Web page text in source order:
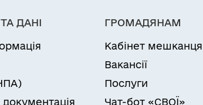
ДАНІ
документація
ГРОМАДЯНАМ
Кабінет мешканця
Вакансії
Послуги
Чат-бот «СВОЇ»